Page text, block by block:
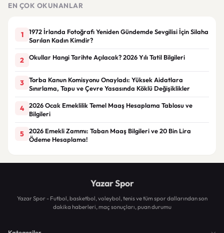
EN ÇOK OKUNANLAR
1
1972 İrlanda Fotoğrafı Yeniden Gündemde Sevgilisi İçin Silaha
Sarılan Kadın Kimdir?
2 Okullar Hangi Tarihte Açılacak? 2026 Yılı Tatil Bilgileri
3
Torba Kanun Komisyonu Onayladı: Yüksek Aidatlara
Sınırlama, Tapu ve Çevre Yasasında Köklü Değişiklikler
4
2026 Ocak Emeklilik Temel Maaş Hesaplama Tablosu ve
Bilgileri
5
2026 Emekli Zammı: Taban Maaş Bilgileri ve 20 Bin Lira
Ödeme Hesaplama!
Yazar Spor
Yazar Spor - Futbol, basketbol, voleybol, tenis ve tüm spor dallarından son
dakika haberleri, maç sonuçları, puan durumu